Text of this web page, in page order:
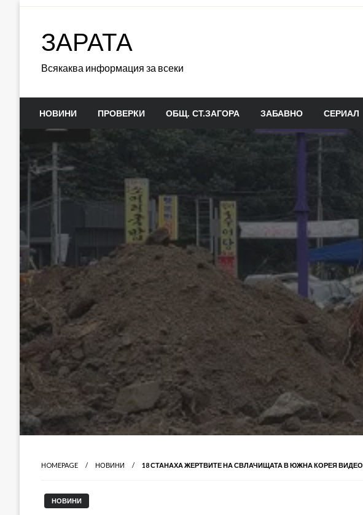
ЗАРАТА
Всякаква информация за всеки
НОВИНИ ПРОВЕРКИ ОБЩ. СТ.ЗАГОРА ЗАБАВНО СЕРИАЛ
HOMEPAGE НОВИНИ 18 СТАНАХА ЖЕРТВИТЕ НА СВЛАЧИЩАТА В ЮЖНА КОРЕЯ ВИДЕО
НОВИНИ